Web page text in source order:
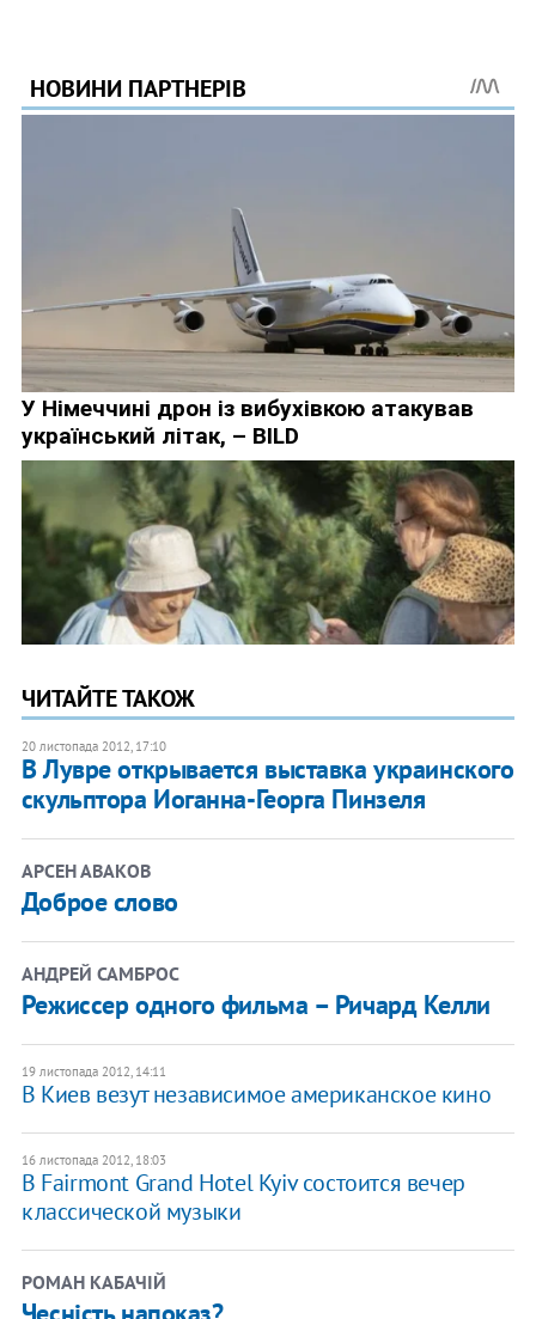
ЧИТАЙТЕ ТАКОЖ
20 листопада 2012, 17:10
В Лувре открывается выставка украинского
скульптора Иоганна-Георга Пинзеля
АРСЕН АВАКОВ
Доброе слово
АНДРЕЙ САМБРОС
Режиссер одного фильма – Ричард Келли
19 листопада 2012, 14:11
В Киев везут независимое американское кино
16 листопада 2012, 18:03
В Fairmont Grand Hotel Kyiv состоится вечер
классической музыки
РОМАН КАБАЧІЙ